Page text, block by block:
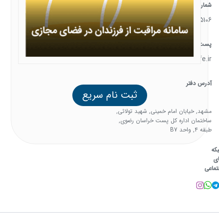
ثبت نام سریع
شماره تماس
05138385106
پست الکترونیک
support@familysafe.ir
آدرس دفتر
مشهد, خیابان امام خمینی, شهید تولائی,
ساختمان اداره کل پست خراسان رضوی,
طبقه 4, واحد B7